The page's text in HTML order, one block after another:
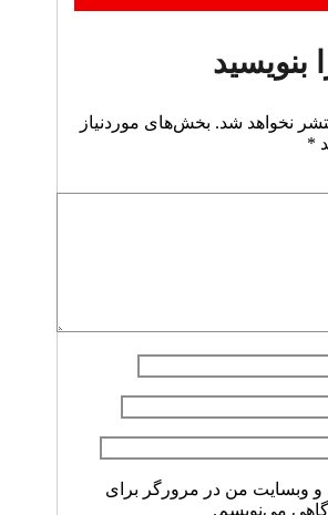
بنویسید
نخواهد شد. بخش‌های موردنیاز
*
و وبسایت من در مرورگر برای
می‌نویسم.